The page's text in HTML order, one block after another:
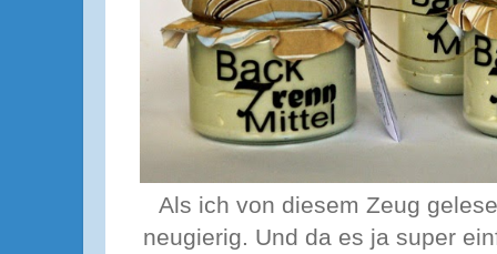
Als ich von diesem Zeug
neugierig. Und da es ja super